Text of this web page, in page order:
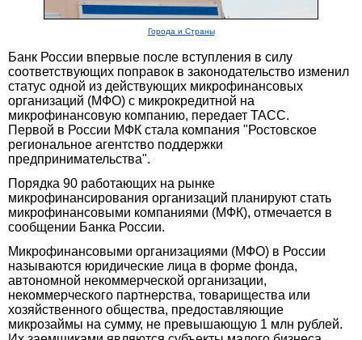
Города и Страны
Банк России впервые после вступления в силу
соответствующих поправок в законодательство изменил
статус одной из действующих микрофинансовых
организаций (МФО) с микрокредитной на
микрофинансовую компанию, передает ТАСС.
Первой в России МФК стала компания "Ростовское
региональное агентство поддержки
предпринимательства".
Порядка 90 работающих на рынке
микрофинансирования организаций планируют стать
микрофинансовыми компаниями (МФК), отмечается в
сообщении Банка России.
Микрофинансовыми организациями (МФО) в России
называются юридические лица в форме фонда,
автономной некоммерческой организации,
некоммерческого партнерства, товарищества или
хозяйственного общества, предоставляющие
микрозаймы на сумму, не превышающую 1 млн рублей.